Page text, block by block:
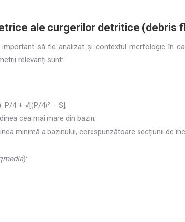
ale curgerilor detritice (debris
să fie analizat și contextul morfologic în
relevanți sunt:
P/4 + √[(P/4)² – S];
cea mai mare din bazin;
minimă a bazinului, corespunzătoare secțiunii de
):